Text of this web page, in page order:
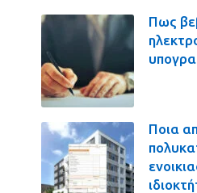
Πως
Ποια